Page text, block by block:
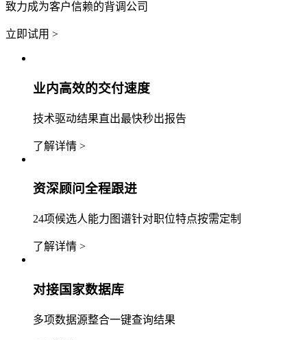
致力成为客户信赖的背调公司
立即试用 >
业内高效的交付速度
技术驱动结果直出最快秒出报告
了解详情 >
资深顾问全程跟进
24项候选人能力图谱针对职位特点按需定制
了解详情 >
对接国家数据库
多项数据源整合一键查询结果